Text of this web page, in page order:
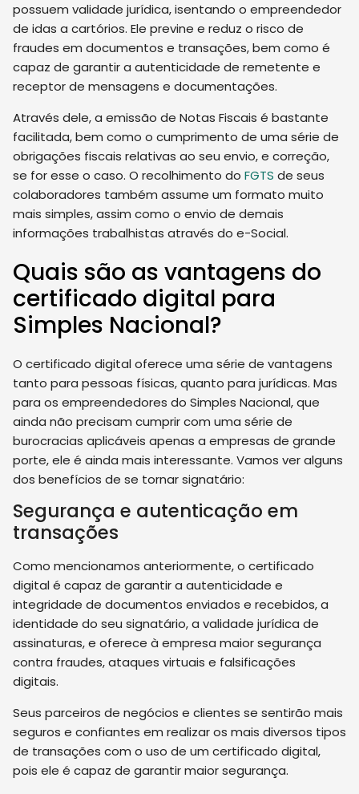
possuem validade jurídica, isentando o empreendedor
de idas a cartórios. Ele previne e reduz o risco de
fraudes em documentos e transações, bem como é
capaz de garantir a autenticidade de remetente e
receptor de mensagens e documentações.
Através dele, a emissão de Notas Fiscais é bastante
facilitada, bem como o cumprimento de uma série de
obrigações fiscais relativas ao seu envio, e correção,
se for esse o caso. O recolhimento do FGTS de seus
colaboradores também assume um formato muito
mais simples, assim como o envio de demais
informações trabalhistas através do e-Social.
Quais são as vantagens do
certificado digital para
Simples Nacional?
O certificado digital oferece uma série de vantagens
tanto para pessoas físicas, quanto para jurídicas. Mas
para os empreendedores do Simples Nacional, que
ainda não precisam cumprir com uma série de
burocracias aplicáveis apenas a empresas de grande
porte, ele é ainda mais interessante. Vamos ver alguns
dos benefícios de se tornar signatário:
Segurança e autenticação em
transações
Como mencionamos anteriormente, o certificado
digital é capaz de garantir a autenticidade e
integridade de documentos enviados e recebidos, a
identidade do seu signatário, a validade jurídica de
assinaturas, e oferece à empresa maior segurança
contra fraudes, ataques virtuais e falsificações
digitais.
Seus parceiros de negócios e clientes se sentirão mais
seguros e confiantes em realizar os mais diversos tipos
de transações com o uso de um certificado digital,
pois ele é capaz de garantir maior segurança.